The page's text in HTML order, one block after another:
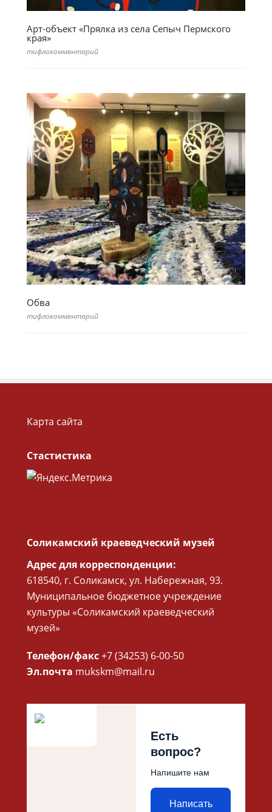
Арт-объект «Прялка из села Сепыч Пермского
края»
тифлокомментарий
Обва
тифлокомментарий
Карта сайта
Стастистика
Соликамский краеведческий музей
Адрес для корреспонденции:
618540, г. Соликамск, ул. Набережная, 93.
Муниципальное бюджетное учреждение
культуры «Соликамский краеведческий
музей»
Телефон/факс+7 (34253) 6-00-50
Эл.почта mukskm@mail.ru
Есть
вопрос?
Напишите нам
Написать